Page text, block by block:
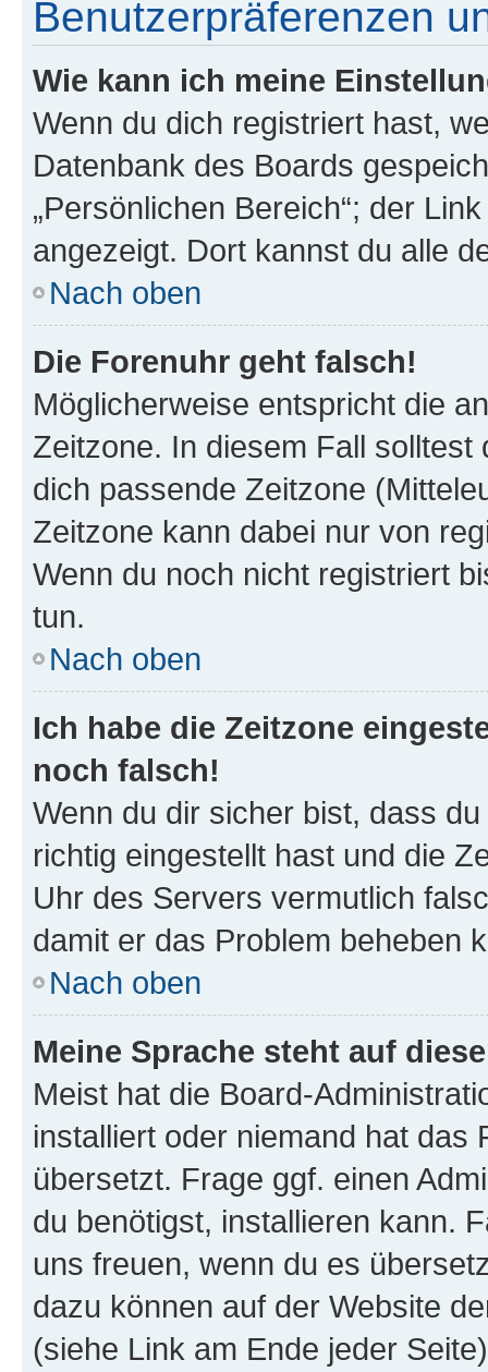
Benutzerpräferenzen
Wie kann ich meine
Wenn du dich registriert hast,
Datenbank des Boards
„Persönlichen Bereich“; der
angezeigt. Dort kannst du alle
Nach oben
Die Forenuhr geht falsch!
Möglicherweise entspricht die
Zeitzone. In diesem Fall solltest
dich passende Zeitzone
Zeitzone kann dabei nur von
Wenn du noch nicht registriert
tun.
Nach oben
Ich habe die Zeitzone
noch falsch!
Wenn du dir sicher bist, dass
richtig eingestellt hast und die
Uhr des Servers vermutlich
damit er das Problem beheben
Nach oben
Meine Sprache steht auf
Meist hat die Board-
installiert oder niemand hat das
übersetzt. Frage ggf. einen
du benötigst, installieren kann.
uns freuen, wenn du es
dazu können auf der Website
(siehe Link am Ende jeder